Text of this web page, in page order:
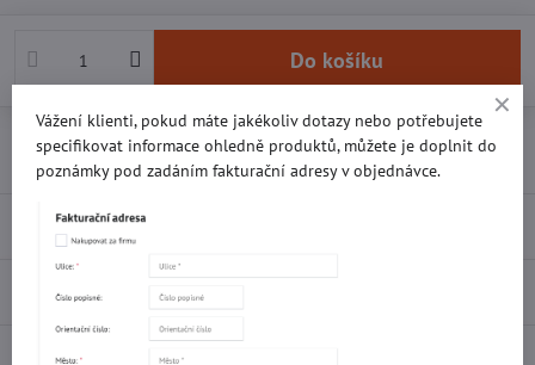
Do košíku
Přidat k Oblíbeným Doručení
Recenze 0
Diskuse 0
Vážení klienti, pokud máte jakékoliv dotazy nebo potřebujete
specifikovat informace ohledně produktů, můžete je doplnit do
poznámky pod zadáním fakturační adresy v objednávce.